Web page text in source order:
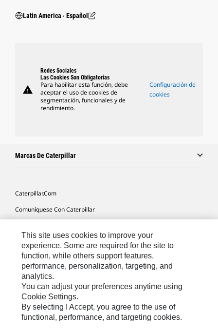
Latin America ‧ Español
warning
Redes Sociales
Las Cookies Son Obligatorias
Para habilitar esta función, debe
aceptar el uso de cookies de
segmentación, funcionales y de
rendimiento.
Configuración de
cookies
Marcas De Caterpillar
Caterpillar.com
Comuníquese Con Caterpillar
Mapa Del Sitio
Cookie Settings
Avisos Legales
Privacidad
This site uses cookies to improve your
experience. Some are required for the site to
function, while others support features,
performance, personalization, targeting, and
analytics.
You can adjust your preferences anytime using
Cookie Settings.
By selecting I Accept, you agree to the use of
functional, performance, and targeting cookies.